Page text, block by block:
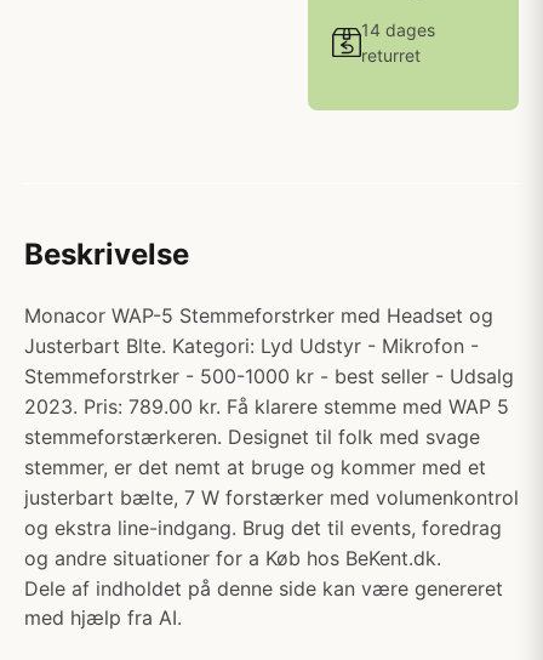
14 dages
returret
Beskrivelse
Monacor WAP-5 Stemmeforstrker med Headset og
Justerbart Blte. Kategori: Lyd Udstyr - Mikrofon -
Stemmeforstrker - 500-1000 kr - best seller - Udsalg
2023. Pris: 789.00 kr. Få klarere stemme med WAP 5
stemmeforstærkeren. Designet til folk med svage
stemmer, er det nemt at bruge og kommer med et
justerbart bælte, 7 W forstærker med volumenkontrol
og ekstra line-indgang. Brug det til events, foredrag
og andre situationer for a Køb hos BeKent.dk.
Dele af indholdet på denne side kan være genereret
med hjælp fra AI.